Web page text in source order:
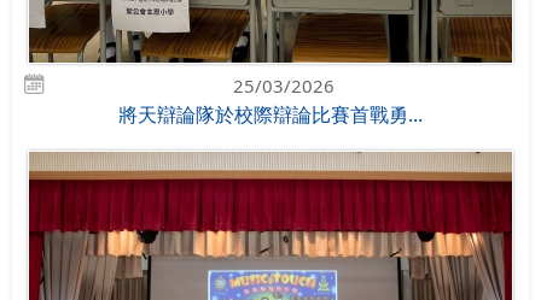
25/03/2026
將天辯論隊於校際辯論比賽首戰勇...